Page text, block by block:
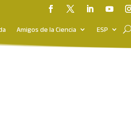
Amigos de la Ciencia ESP